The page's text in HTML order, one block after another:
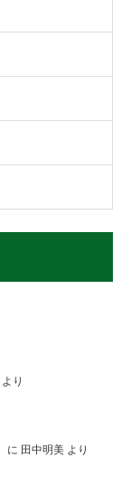
より
に 田中明美 より